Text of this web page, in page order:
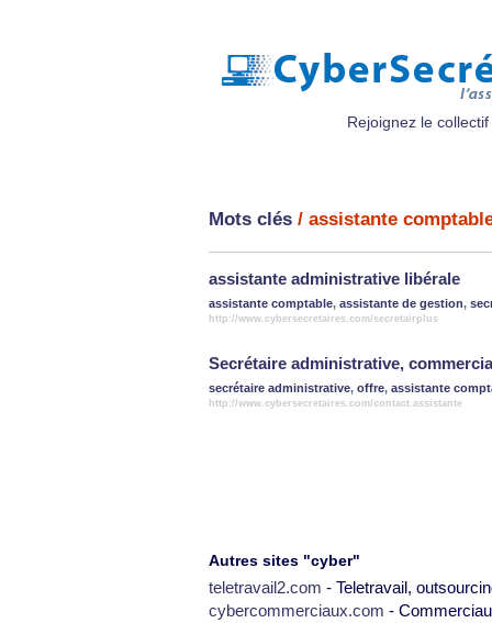
Rejoignez le collectif
Mots clés / assistante
assistante administrative libérale
assistante comptable, assistante de gestion,
http://www.cybersecretaires.com/secretairplus
Secrétaire administrative,
secrétaire administrative, offre, assistante
http://www.cybersecretaires.com/contact.assistante
Autres sites "cyber"
teletravail2.com - Teletravail,
cybercommerciaux.com -